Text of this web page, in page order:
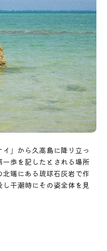
」から久高島に降り立っ
歩を記したとされる場所
端にある琉球石灰岩で作
干潮時にその姿全体を見